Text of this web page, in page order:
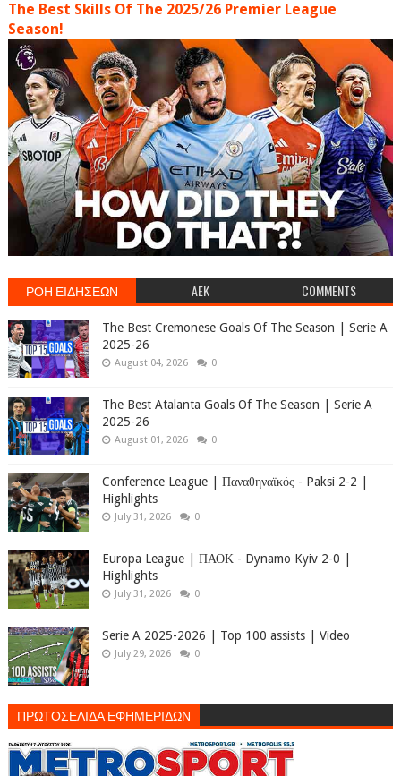
The Best Skills Of The 2025/26 Premier League
Season!
ΡΟΗ ΕΙΔΗΣΕΩΝ AEK COMMENTS
The Best Cremonese Goals Of The Season | Serie A
2025-26
August 04, 2026 0
The Best Atalanta Goals Of The Season | Serie A
2025-26
August 01, 2026 0
Conference League | Παναθηναϊκός - Paksi 2-2 |
Highlights
July 31, 2026 0
Europa League | ΠΑΟΚ - Dynamo Kyiv 2-0 |
Highlights
July 31, 2026 0
Serie A 2025-2026 | Top 100 assists | Video
July 29, 2026 0
ΠΡΩΤΟΣΕΛΙΔΑ ΕΦΗΜΕΡΙΔΩΝ